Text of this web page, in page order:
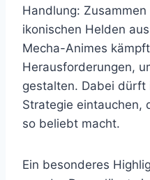
Handlung:
ikonischen Helden
Mecha-Animes
Herausforderungen,
gestalten. Dabei dürft
Strategie eintauchen,
so beliebt macht.
Ein besonderes